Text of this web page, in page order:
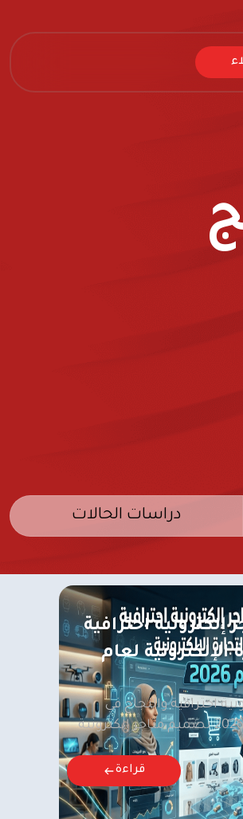
دراسات الحالات
احترافية
الإلكترونية لعام
احترافية والنجاح في
قراءة